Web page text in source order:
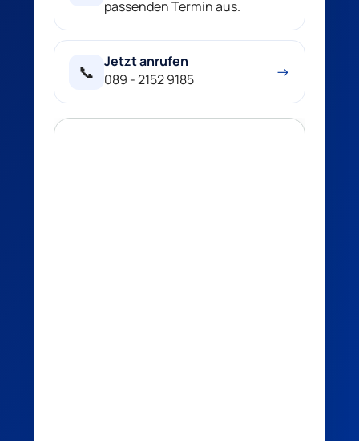
passenden Termin aus.
📞
Jetzt anrufen
089 - 2152 9185
→